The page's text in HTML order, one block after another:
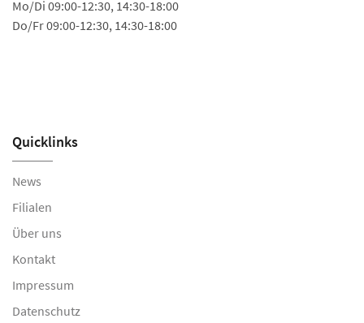
Mo/Di 09:00-12:30, 14:30-18:00
Do/Fr 09:00-12:30, 14:30-18:00
Quicklinks
News
Filialen
Über uns
Kontakt
Impressum
Datenschutz